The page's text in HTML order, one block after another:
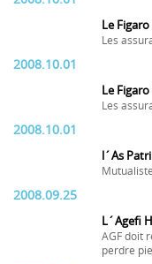
Le
Les
2008.10.01
Le
Les
2008.10.01
l´As
2008.09.25
L´Agefi
AGF doit
perdre